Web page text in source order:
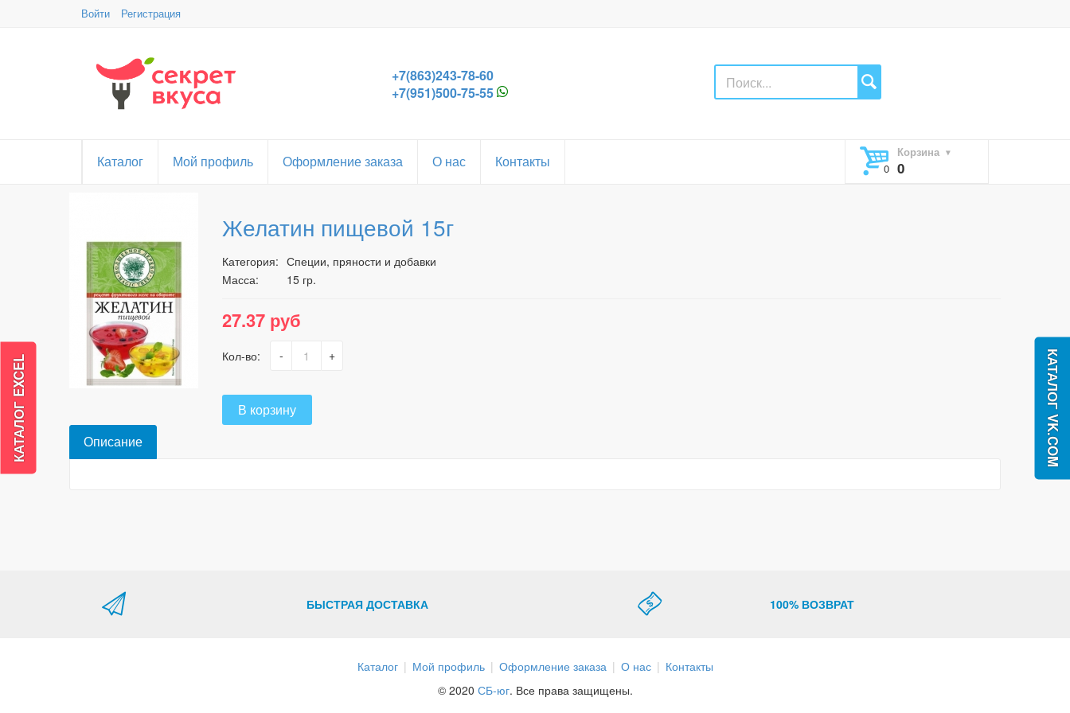
Войти Регистрация
+7(863)243-78-60
+7(951)500-75-55
Каталог Мой профиль Оформление заказа О нас Контакты
Корзина
0
Желатин пищевой 15г
Категория: Специи, пряности и добавки
Масса:
15 гр.
27.37 руб
Кол-во: - +
В корзину
Описание
БЫСТРАЯ ДОСТАВКА 100% ВОЗВРАТ
Каталог Мой профиль Оформление заказа О нас
Контакты
© 2020 СБ-юг. Все права защищены.